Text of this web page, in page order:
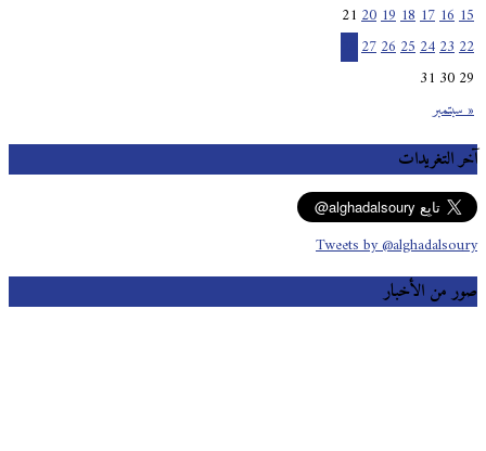
« سبتمبر
15
16
17
18
19
20
21
22
23
24
25
26
27
28
29
30
31
آخر التغريدات
Tweets by @alghadalsoury
صور من الأخبار